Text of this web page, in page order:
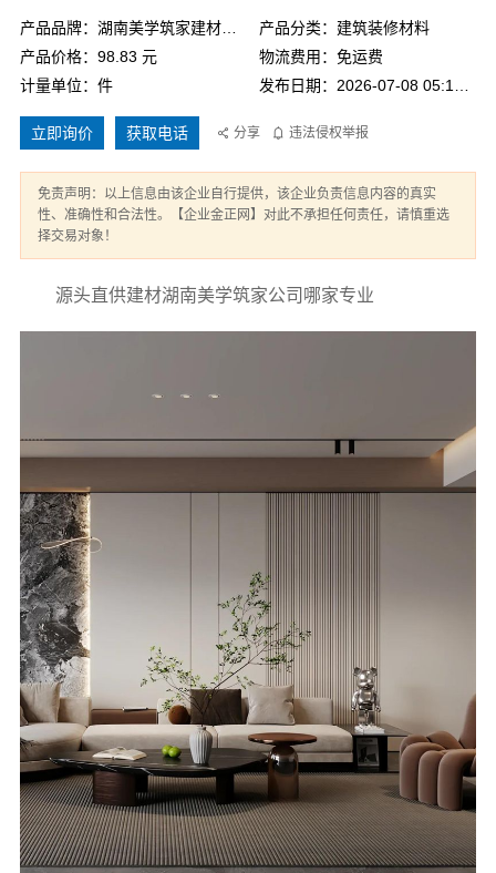
产品品牌：湖南美学筑家建材有限公司
产品分类：建筑装修材料
产品价格：98.83 元
物流费用：免运费
计量单位：件
立即询价 获取电话 分享 违法侵权举报
免责声明：以上信息由该企业自行提供，该企业负责信息内容的真实
性、准确性和合法性。【企业金正网】对此不承担任何责任，请慎重选
择交易对象！
源头直供建材湖南美学筑家公司哪家专业